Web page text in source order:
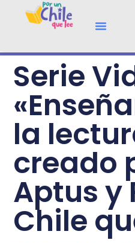
Serie
la
creado
Aptus y
Chile